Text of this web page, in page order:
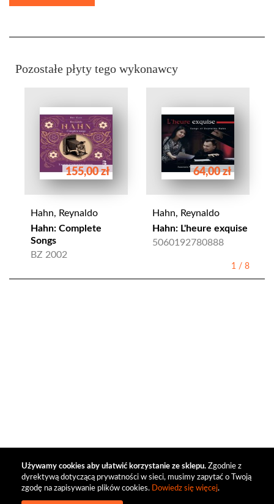
Używamy cookies aby ułatwić korzystanie ze sklepu. Zgodnie z
dyrektywą dotyczącą prywatności w sieci, musimy zapytać o Twoją
zgodę na zapisywanie plików cookies. Dowiedz się więcej.
Pozostałe płyty tego wykonawcy
155,00 zł
Hahn, Reynaldo
Hahn: Complete
Songs
BZ 2002
64,00 zł
Hahn, Reynaldo
Hahn: L'heure exquise
5060192780888
1 / 8